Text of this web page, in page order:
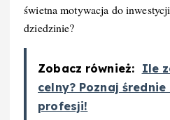
świetna motywacja do
dziedzinie?
Zobacz również: Ile
celny? Poznaj
profesji!